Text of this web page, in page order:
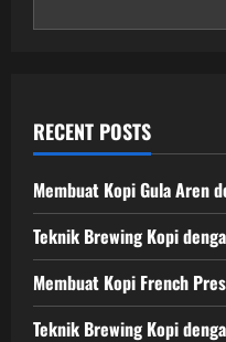
RECENT POSTS
Membuat Kopi Gula Aren
Teknik Brewing Kopi
Membuat Kopi French
Teknik Brewing Kopi